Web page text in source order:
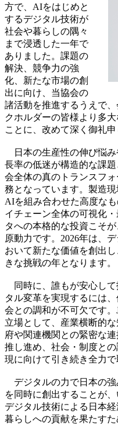
方で、AIをはじめと
するデジタル技術が
社会や暮らしの隅々
まで浸透した一年で
ありました。課題の
解決、競争力の強
化、新たな市場の創
出に向け、当協会の
諸活動を推進するうえで
クホルダーの皆様より多
ことに、改めて深く御礼申
日本の生産性の伸び悩み
長率の低迷が構造的な課
会全体の真のトランスフ
務となっています。製造
AIを組み合わせた高度な
イチェーン全体の可視化
タへの本格的な投資こそ
原動力です。2026年は、
おいて新たな価値を創出
きな挑戦の年となります。
同時に、誰もが安心して
タル変革を実現するには
会との調和が不可欠です
立場として、産業横断的
府や関連機関との緊密な
推し進め、社会・制度と
現に向けて引き続き全力で
デジタルの力で日本の強
を同時に創出することが
デジタル技術による日本
暮らしへの貢献を果たす